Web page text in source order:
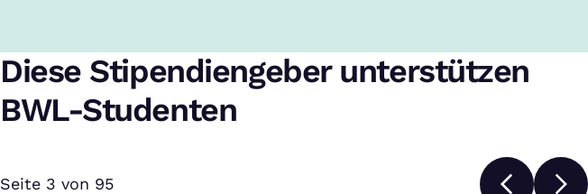
Diese Stipendiengeber unterstützen
BWL-Studenten
Seite 3 von 95